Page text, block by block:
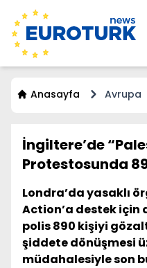
Anasayfa Avrupa
İngiltere’de
Protestosunda
Londra’da yasaklı
Action’a destek için
polis 890 kişiyi
şiddete dönüşmesi
müdahalesiyle son